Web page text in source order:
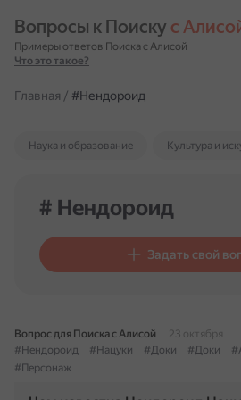
Вопросы к Поиску с
Примеры ответов Поиска с Алисой
Что это такое?
Главная / #Нендороид
Наука и образование Культура и
# Нендороид
Задать свой
Вопрос для Поиска с Алисой
23 октября
#Нендороид
#Нацуки #Доки #Доки
#Персонаж